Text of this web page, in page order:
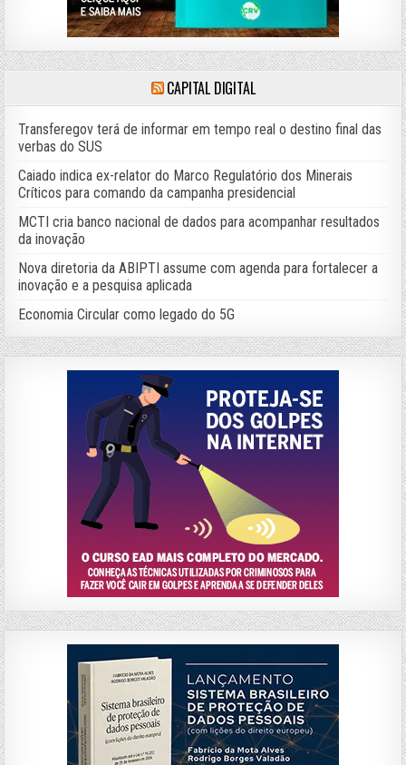
CAPITAL DIGITAL
Transferegov terá de informar em tempo real o destino final das
verbas do SUS
Caiado indica ex-relator do Marco Regulatório dos Minerais
Críticos para comando da campanha presidencial
MCTI cria banco nacional de dados para acompanhar resultados
da inovação
Nova diretoria da ABIPTI assume com agenda para fortalecer a
inovação e a pesquisa aplicada
Economia Circular como legado do 5G